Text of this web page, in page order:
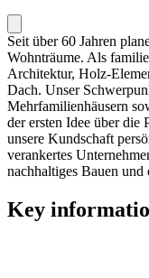
Seit über 60 Jahren
Wohnträume. Als
Architektur, Holz-
Dach. Unser
Mehrfamilienhäusern
der ersten Idee über die
unsere Kundschaft
verankertes
nachhaltiges Bauen und
Key